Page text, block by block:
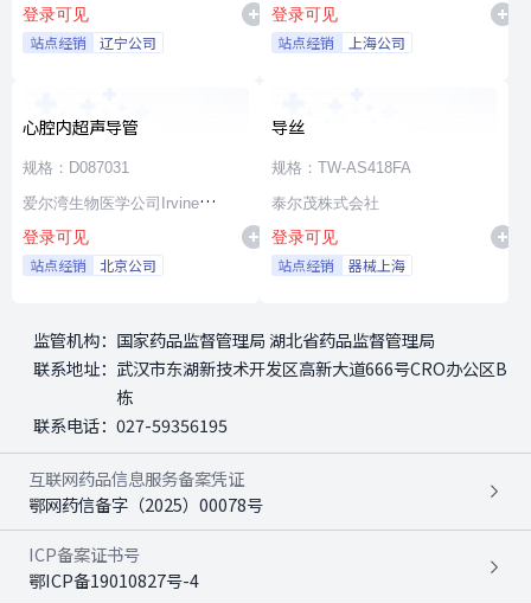
登录可见
站点经销 辽宁公司
登录可见
站点经销 上海公司
心腔内超声导管
规格：D087031
爱尔湾生物医学公司Irvine
Biomedical,Inc. a St. Jude
Medical Company
登录可见
站点经销 北京公司
导丝
规格：TW-AS418FA
泰尔茂株式会社
登录可见
站点经销 器械上海
监管机构： 国家药品监督管理局 湖北省药品监督管理局
联系地址： 武汉市东湖新技术开发区高新大道666号CRO办公区B
栋
联系电话： 027-59356195
互联网药品信息服务备案凭证
鄂网药信备字（2025）00078号
ICP备案证书号
鄂ICP备19010827号-4